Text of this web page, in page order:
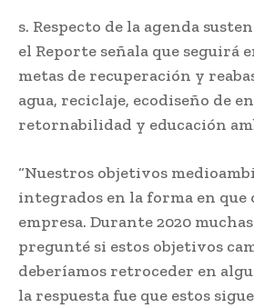
s. Respecto de la agenda
el Reporte señala que seguirá
metas de recuperación y
agua, reciclaje, ecodiseño de
retornabilidad y educación
“Nuestros objetivos
integrados en la forma en que
empresa. Durante 2020
pregunté si estos objetivos
deberíamos retroceder en
la respuesta fue que estos